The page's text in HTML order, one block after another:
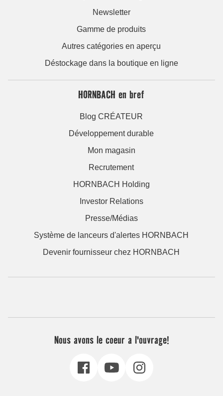
Newsletter
Gamme de produits
Autres catégories en aperçu
Déstockage dans la boutique en ligne
HORNBACH en bref
Blog CRÉATEUR
Développement durable
Mon magasin
Recrutement
HORNBACH Holding
Investor Relations
Presse/Médias
Système de lanceurs d'alertes HORNBACH
Devenir fournisseur chez HORNBACH
Nous avons le coeur a l'ouvrage!